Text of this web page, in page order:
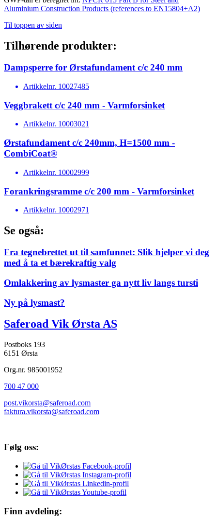
Aluminium Construction Products (references to EN15804+A2)
Til toppen av siden
Tilhørende produkter:
Dampsperre for Ørstafundament c/c 240 mm
Artikkelnr. 10027485
Veggbrakett c/c 240 mm - Varmforsinket
Artikkelnr. 10003021
Ørstafundament c/c 240mm, H=1500 mm -
CombiCoat®
Artikkelnr. 10002999
Forankringsramme c/c 200 mm - Varmforsinket
Artikkelnr. 10002971
Se også:
Fra tegnebrettet ut til samfunnet: Slik hjelper vi deg
med å ta et bærekraftig valg
Omlakkering av lysmaster ga nytt liv langs tursti
Ny på lysmast?
Saferoad Vik Ørsta AS
Postboks 193
6151 Ørsta
Org.nr. 985001952
700 47 000
post.vikorsta@saferoad.com
faktura.vikorsta@saferoad.com
Følg oss:
Finn avdeling: